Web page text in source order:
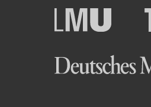
Ludwig-Maximilians-
Universität München